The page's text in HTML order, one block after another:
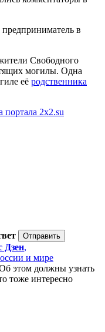
предприниматель в
Свободного
могилы. Одна
её родственника
2x2.su
Дзен,
и мире
этом должны узнать
тоже интересно